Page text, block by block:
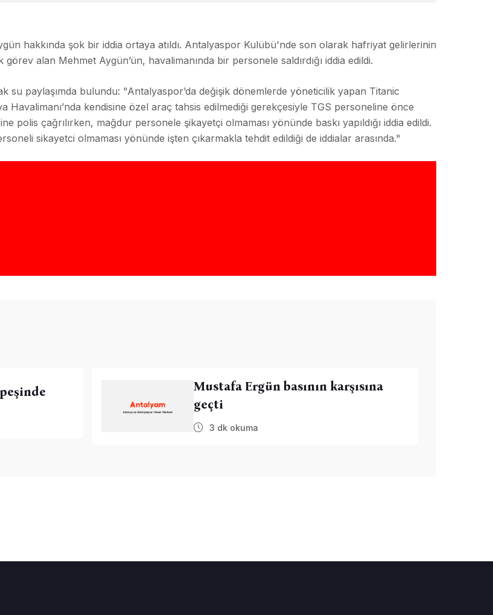
hakkında şok bir iddia ortaya atıldı. Antalyaspor Kulübü'nde son olarak hafriyat gelirlerinin
alan Mehmet Aygün’ün, havalimanında bir personele saldırdığı iddia edildi.
su paylaşımda bulundu: "Antalyaspor’da değişik dönemlerde yöneticilik yapan Titanic
kendisine özel araç tahsis edilmediği gerekçesiyle TGS personeline önce
polis çağrılırken, mağdur personele şikayetçi olmaması yönünde baskı yapıldığı iddia edildi.
sikayetci olmaması yönünde işten çıkarmakla tehdit edildiği de iddialar arasında."
Mustafa Ergün basının karşısına
geçti
3 dk okuma